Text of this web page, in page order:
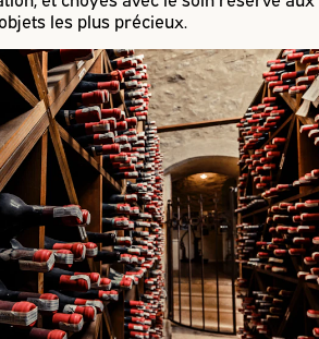
objets les plus précieux.